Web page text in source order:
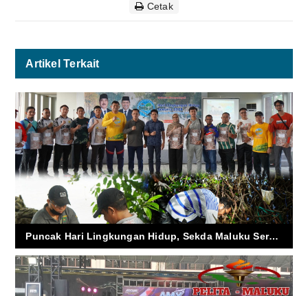
Cetak
Artikel Terkait
Puncak Hari Lingkungan Hidup, Sekda Maluku Serukan Aksi Nyata Hadapi Krisis Iklim